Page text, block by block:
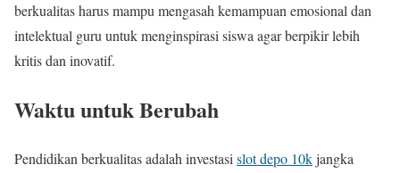
berkualitas harus mampu mengasah kemampuan emosional dan
intelektual guru untuk menginspirasi siswa agar berpikir lebih
kritis dan inovatif.
Waktu untuk Berubah
Pendidikan berkualitas adalah investasi slot depo 10kjangka